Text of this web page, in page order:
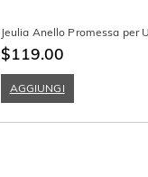
Jeulia Anello Promessa per
$119.00
AGGIUNGI